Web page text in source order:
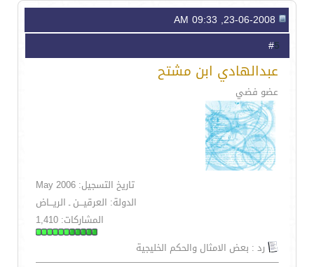
5
عبدالهادي ابن مشتح
عضو فضي
تاريخ التسجيل: May 2006
الدولة: العرقيـــن ـ الريـــاض
المشاركات: 1,410
رد : بعض الامثال والحكم الخليجية